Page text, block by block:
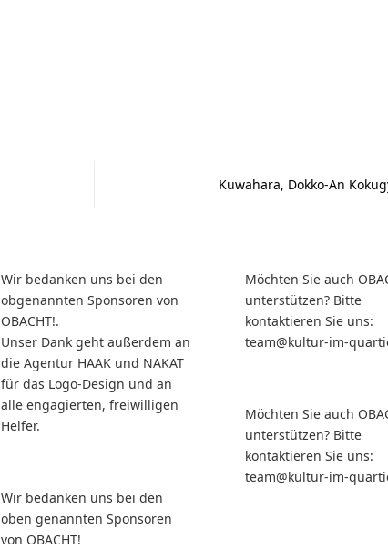
Kuwahara, Dokko-An
Wir bedanken uns bei den
obgenannten Sponsoren von
OBACHT!.
Unser Dank geht außerdem an
die Agentur HAAK und NAKAT
für das Logo-Design und an
alle engagierten, freiwilligen
Helfer.
Wir bedanken uns bei den
oben genannten Sponsoren
von OBACHT!
Möchten Sie auch
unterstützen? Bitte
kontaktieren Sie uns:
team@kultur-im-
Möchten Sie auch
unterstützen? Bitte
kontaktieren Sie uns:
team@kultur-im-